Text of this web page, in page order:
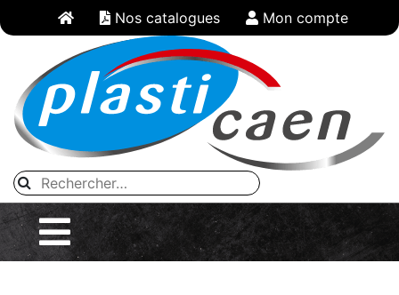
Nos catalogues Mon compte
Panneau de gestion des cookies